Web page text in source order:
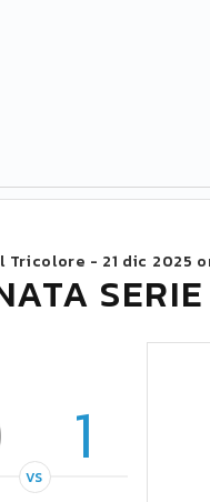
Tricolore - 21 dic 2025
1
VS